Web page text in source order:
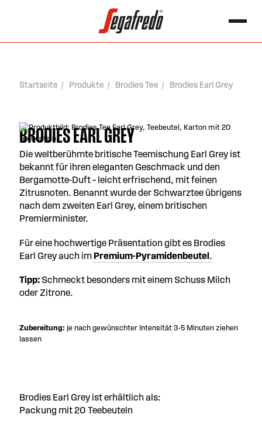
Startseite Produkte Brodies Tee Brodies Earl Grey
BRODIES EARL GREY
Die weltberühmte britische Teemischung Earl Grey ist
bekannt für ihren eleganten Geschmack und den
Bergamotte-Duft – leicht erfrischend, mit feinen
Zitrusnoten. Benannt wurde der Schwarztee übrigens
nach dem zweiten Earl Grey, einem britischen
Premierminister.
Für eine hochwertige Präsentation gibt es Brodies
Earl Grey auch imPremium-Pyramidenbeutel.
Tipp:Schmeckt besonders mit einem Schuss Milch
oder Zitrone.
Zubereitung: je nach gewünschter Intensität 3-5 Minuten ziehen
lassen
Brodies Earl Grey ist erhältlich als:
Packung mit 20 Teebeuteln